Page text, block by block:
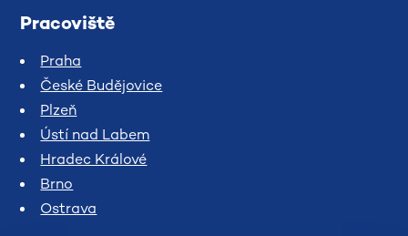
Pracoviště
Praha
České Budějovice
Plzeň
Ústí nad Labem
Hradec Králové
Brno
Ostrava